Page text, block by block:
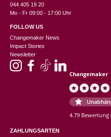
044 405 19 20
Mo - Fr 09:00 - 17:00 Uhr
FOLLOW US
Changemaker News
Impact Stories
Newsletter
Changemaker
4.79 Bewertung
ZAHLUNGSARTEN